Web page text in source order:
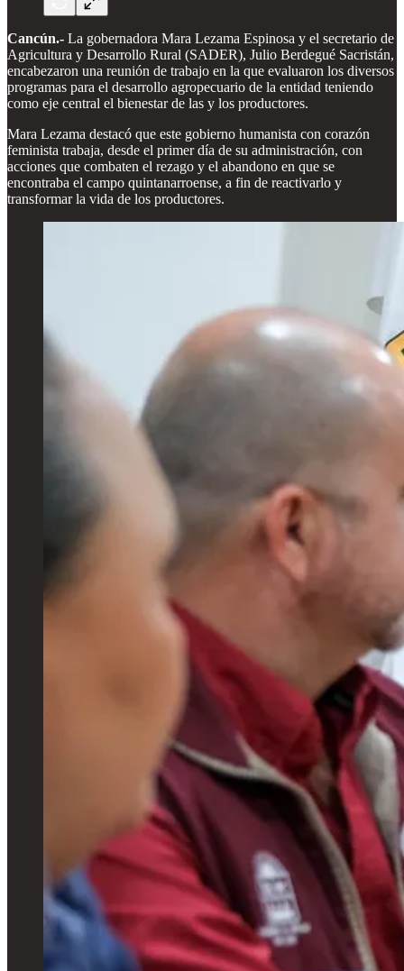
Cancún.- La gobernadora Mara Lezama Espinosa y el secretario de
Agricultura y Desarrollo Rural (SADER), Julio Berdegué Sacristán,
encabezaron una reunión de trabajo en la que evaluaron los diversos
programas para el desarrollo agropecuario de la entidad teniendo
como eje central el bienestar de las y los productores.
Mara Lezama destacó que este gobierno humanista con corazón
feminista trabaja, desde el primer día de su administración, con
acciones que combaten el rezago y el abandono en que se
encontraba el campo quintanarroense, a fin de reactivarlo y
transformar la vida de los productores.